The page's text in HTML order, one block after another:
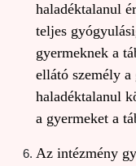
haladéktalanul
teljes
gyermeknek a
ellátó személy a
haladéktalanul
a gyermeket a
Az intézmény